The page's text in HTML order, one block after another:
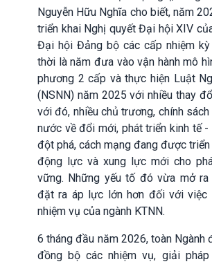
Nguyễn Hữu Nghĩa cho biết, năm
triển khai Nghị quyết Đại hội XIV
Đại hội Đảng bộ các cấp nhiệm
thời là năm đưa vào vận hành mô
phương 2 cấp và thực hiện Luật
(NSNN) năm 2025 với nhiều thay
với đó, nhiều chủ trương, chính
nước về đổi mới, phát triển kinh tế
đột phá, cách mạng đang được
động lực và xung lực mới cho
vững. Những yếu tố đó vừa mở
đặt ra áp lực lớn hơn đối với việc
nhiệm vụ của ngành KTNN.
6 tháng đầu năm 2026, toàn Ngành
đồng bộ các nhiệm vụ, giải